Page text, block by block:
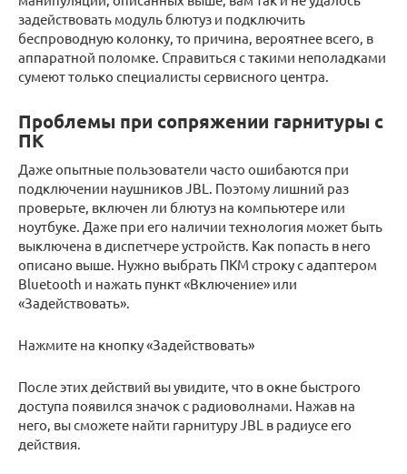
задействовать модуль блютуз и подключить
беспроводную колонку, то причина, вероятнее всего, в
аппаратной поломке. Справиться с такими неполадками
сумеют только специалисты сервисного центра.
Проблемы при сопряжении гарнитуры с
ПК
Даже опытные пользователи часто ошибаются при
подключении наушников JBL. Поэтому лишний раз
проверьте, включен ли блютуз на компьютере или
ноутбуке. Даже при его наличии технология может быть
выключена в диспетчере устройств. Как попасть в него
описано выше. Нужно выбрать ПКМ строку с адаптером
Bluetooth и нажать пункт «Включение» или
«Задействовать».
Нажмите на кнопку «Задействовать»
После этих действий вы увидите, что в окне быстрого
доступа появился значок с радиоволнами. Нажав на
него, вы сможете найти гарнитуру JBL в радиусе его
действия.